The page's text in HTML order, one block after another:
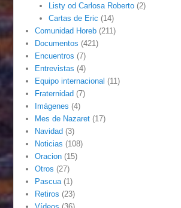
Listy od Carlosa Roberto(2)
Cartas de Eric (14)
Comunidad Horeb (211)
Documentos (421)
Encuentros (7)
Entrevistas (4)
Equipo internacional (11)
Fraternidad (7)
Imágenes (4)
Mes de Nazaret (17)
Navidad (3)
Noticias (108)
Oracion (15)
Otros (27)
Pascua (1)
Retiros (23)